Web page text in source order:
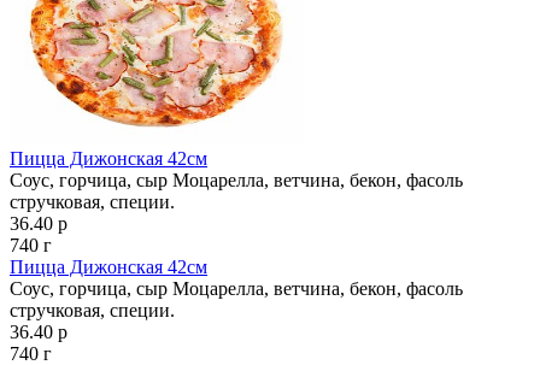
Пицца Дижонская 42см
Соус, горчица, сыр Моцарелла, ветчина, бекон, фасоль
стручковая, специи.
36.40 р
740 г
Пицца Дижонская 42см
Соус, горчица, сыр Моцарелла, ветчина, бекон, фасоль
стручковая, специи.
36.40 р
740 г